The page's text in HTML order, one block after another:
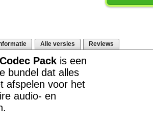
Alle versies Reviews
Pack is een
bundel dat alles
afspelen voor het
audio- en